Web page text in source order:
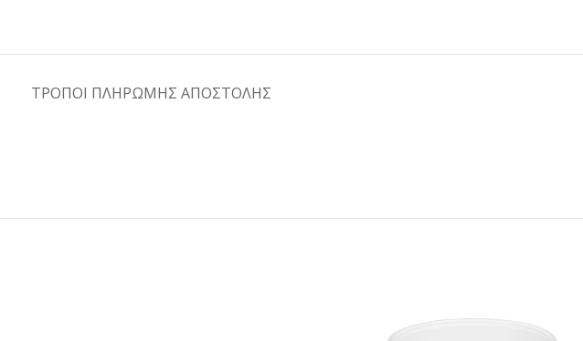
ΤΡΟΠΟΙ ΠΛΗΡΩΜΗΣ ΑΠΟΣΤΟΛΗΣ